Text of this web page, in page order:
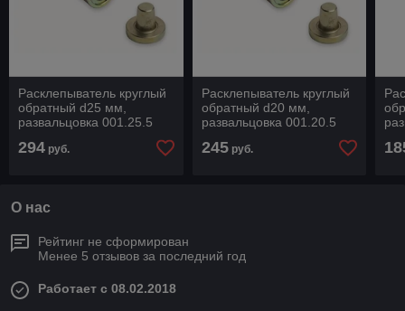
Расклепыватель круглый
обратный d25 мм,
развальцовка 001.25.5
294 руб.
Расклепыватель круглый
обратный d20 мм,
развальцовка 001.20.5
245руб.
О нас
Рейтинг не сформирован
Менее 5 отзывов за последний год
Работает с 08.02.2018